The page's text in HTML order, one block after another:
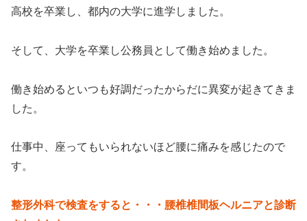
高校を卒業し、都内の大学に進学しました。
そして、大学を卒業し公務員として働き始めました。
働き始めるといつも好調だったからだに異変が起きてきま
した。
仕事中、座ってもいられないほど腰に痛みを感じたので
す。
整形外科で検査をすると・・・腰椎椎間板ヘルニアと診断